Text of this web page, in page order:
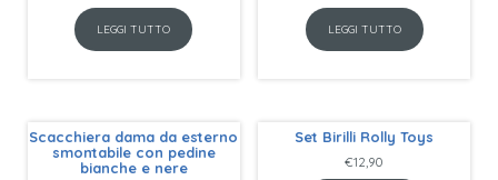
LEGGI TUTTO LEGGI TUTTO
Scacchiera dama da esterno
smontabile con pedine
bianche e nere
Set Birilli Rolly Toys
€12,90